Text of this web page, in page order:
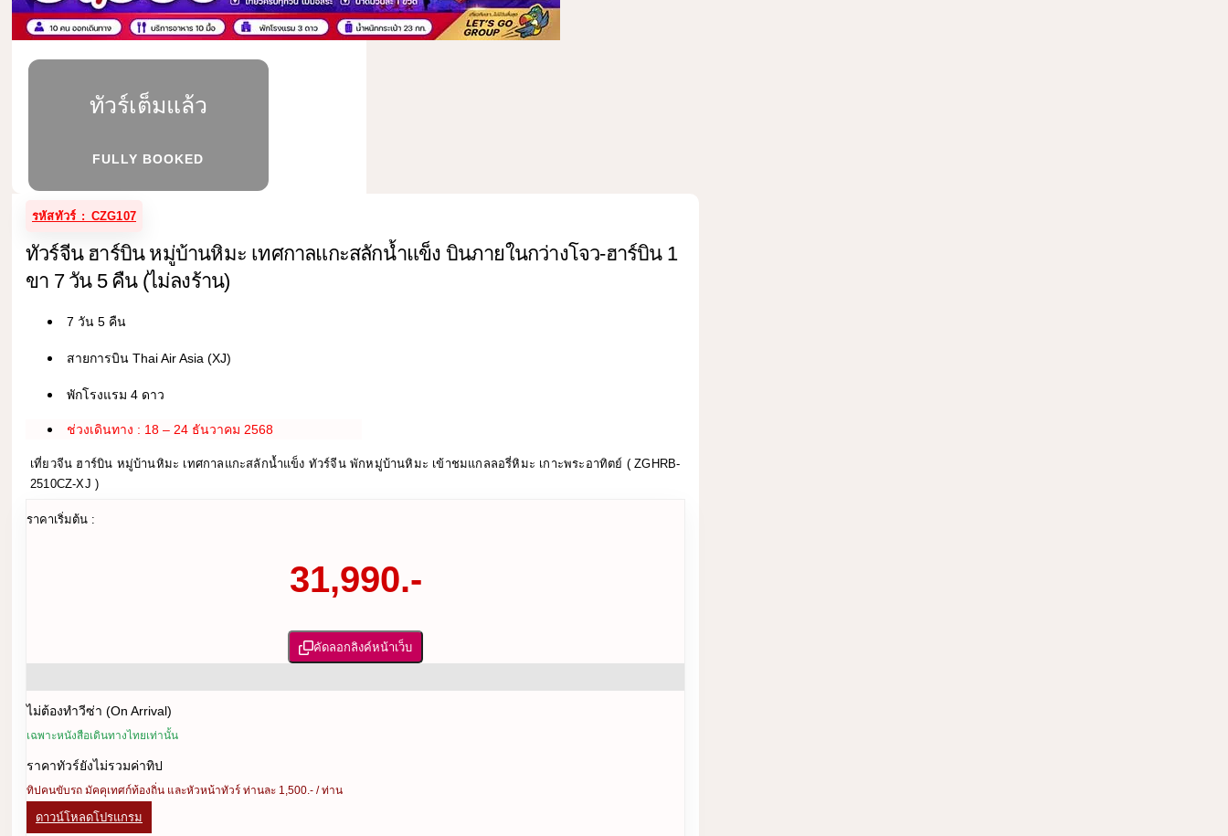
ทัวร์เต็มแล้ว
FULLY BOOKED
รหัสทัวร์ : CZG107
ทัวร์จีน ฮาร์บิน หมู่บ้านหิมะ เทศกาลแกะสลักน้ำแข็ง บินภายในกว่างโจว-ฮาร์บิน 1
ขา 7 วัน 5 คืน (ไม่ลงร้าน)
7 วัน 5 คืน
สายการบิน Thai Air Asia (XJ)
พักโรงแรม 4 ดาว
ช่วงเดินทาง : 18 – 24 ธันวาคม 2568
เที่ยวจีน ฮาร์บิน หมู่บ้านหิมะ เทศกาลแกะสลักน้ำแข็ง ทัวร์จีน พักหมู่บ้านหิมะ เข้าชมแกลลอรี่หิมะ เกาะพระอาทิตย์ ( ZGHRB-
2510CZ-XJ )
ราคาเริ่มต้น :
31,990.-
คัดลอกลิงค์หน้าเว็บ
ไม่ต้องทำวีซ่า (On Arrival)
เฉพาะหนังสือเดินทางไทยเท่านั้น
ราคาทัวร์ยังไม่รวมค่าทิป
ทิปคนขับรถ มัคคุเทศก์ท้องถิ่น และหัวหน้าทัวร์ ท่านละ 1,500.- / ท่าน
ดาวน์โหลดโปรแกรม